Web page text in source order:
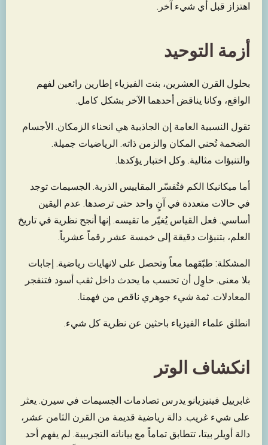
اهتزاز قبل أي شيء آخر.
أزمة التوحيد
بحلول القرن العشرين، بنت الفيزياء إطارين رائعين لفهم
الواقع، وكانا يناقض أحدهما الآخر بشكل كامل.
تقول النسبية العامة إن الجاذبية هي انحناء الزمكان. الأجسام
الضخمة تُحني المكان والزمن ذاته. الرياضيات جميلة.
والتنبؤات مثالية. وكل اختبار يؤكدها.
أما ميكانيكا الكم فتُفسّر المقاييس الذرية. الجسيمات توجد
في حالات متعددة في آنٍ واحد حتى ترصدها. عدم اليقين
أساسي. فعل القياس يُغيّر ما تقيسه. إنها أنجح نظرية في تاريخ
العلم، بتنبؤات دقيقة إلى خمسة عشر رقماً عشرياً.
المشكلة: طبّقهما معاً وتحصل على لانهايات رياضية. إجابات
بلا معنى. حاوِل أن تحسب ما يحدث داخل ثقب أسود فتنفجر
المعادلات. ثمة شيء جوهري ناقص من فهمنا.
انطلق علماء الفيزياء باحثين عن نظرية كل شيء.
انكشاف الوتر
غابرييل فينيزيانو يدرس تصادمات الجسيمات في سيرن. يعثر
على شيء غريب. دالة رياضية قديمة من القرن الثامن عشر،
دالة أويلر بيتا، تتطابق تماماً مع بياناته التجريبية. لم يفهم أحد